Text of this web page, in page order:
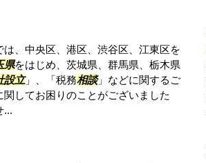
、中央区、港区、渋谷区、江東区を
県をはじめ、茨城県、群馬県、栃木県
設立」、「税務相談」などに関するご
してお困りのことがございました
...